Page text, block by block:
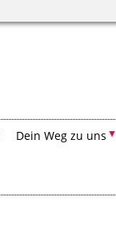
Dein Weg zu uns